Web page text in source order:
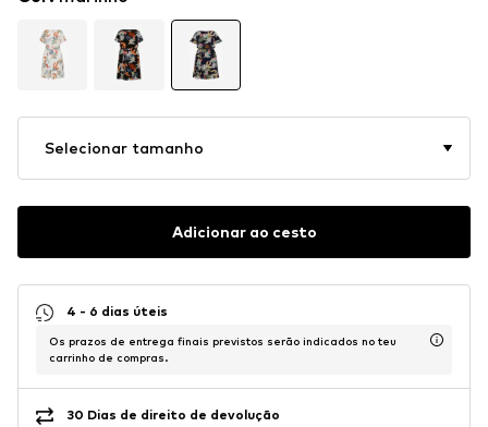
Selecionar tamanho
Adicionar ao cesto
4 - 6 dias úteis
Os prazos de entrega finais previstos serão indicados no teu
carrinho de compras.
30 Dias de direito de devolução